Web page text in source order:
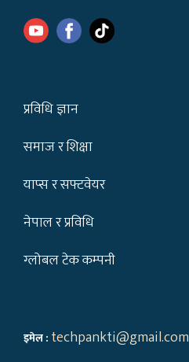
प्रविधि ज्ञान
समाज र शिक्षा
याप्स र सफ्टवेयर
नेपाल र प्रविधि
ग्लोबल टेक कम्पनी
इमेल : techpankti@gmail.com